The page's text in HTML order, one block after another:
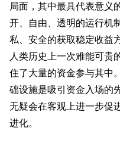
局面，其中最具代表意义
开、自由、透明的运行机
私、安全的获取稳定收益
人类历史上一次难能可贵
住了大量的资金参与其中
础设施是吸引资金入场的
无疑会在客观上进一步促
进化。